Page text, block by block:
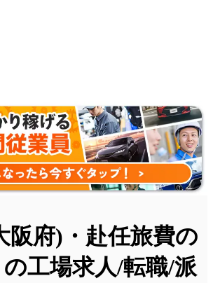
阪府)・赴任旅費の
工場求人/転職/派